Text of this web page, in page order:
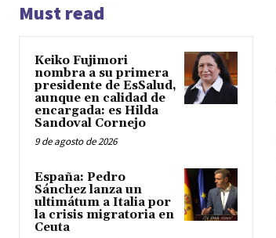
Must read
Keiko Fujimori
nombra a su primera
presidente de EsSalud,
aunque en calidad de
encargada: es Hilda
Sandoval Cornejo
9 de agosto de 2026
España: Pedro
Sánchez lanza un
ultimátum a Italia por
la crisis migratoria en
Ceuta